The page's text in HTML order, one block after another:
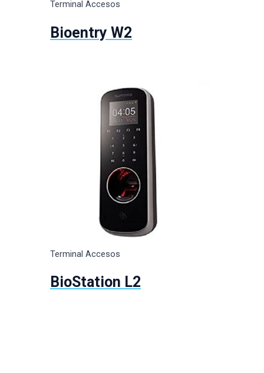
Terminal Accesos
Bioentry W2
Terminal Accesos
BioStation L2